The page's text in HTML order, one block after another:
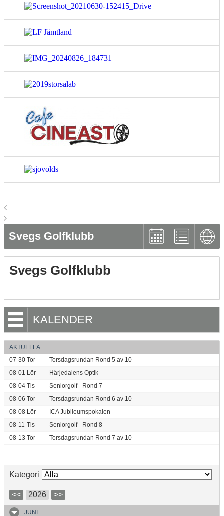
Svegs Golfklubb
Svegs Golfklubb
KALENDER
AKTUELLA
07-30 Tor
Torsdagsrundan Rond 5 av 10
08-01 Lör
Härjedalens Optik
08-04 Tis
Seniorgolf - Rond 7
08-06 Tor
Torsdagsrundan Rond 6 av 10
08-08 Lör
ICA Jubileumspokalen
08-11 Tis
Seniorgolf - Rond 8
08-13 Tor Torsdagsrundan Rond 7 av 10
Kategori
<< 2026 >>
JUNI